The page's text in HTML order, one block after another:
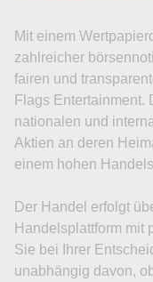
Mit einem
zahlreicher
fairen und
Flags Entertainment.
nationalen und
Aktien an deren
einem hohen
Der Handel erfolgt
Handelsplattform mit
Sie bei Ihrer
unabhängig davon,